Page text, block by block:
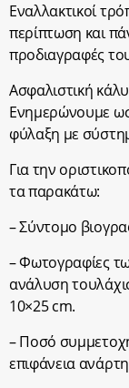
Εναλλακτικοί
περίπτωση και
προδιαγραφές
Ασφαλιστική
Ενημερώνουμε
φύλαξη με
Για την
τα παρακάτω:
– Σύντομο
– Φωτογραφίες
ανάλυση
10×25 cm.
– Ποσό
επιφάνεια